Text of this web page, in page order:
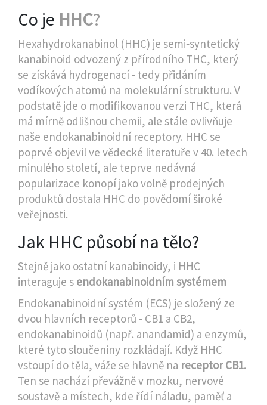
Co je HHC?
Hexahydrokanabinol (HHC) je semi‑syntetický
kanabinoid odvozený z přírodního THC, který
se získává hydrogenací - tedy přidáním
vodíkových atomů na molekulární strukturu. V
podstatě jde o modifikovanou verzi THC, která
má mírně odlišnou chemii, ale stále ovlivňuje
naše endokanabinoidní receptory. HHC se
poprvé objevil ve vědecké literatuře v 40. letech
minulého století, ale teprve nedávná
popularizace konopí jako volně prodejných
produktů dostala HHC do povědomí široké
veřejnosti.
Jak HHC působí na tělo?
Stejně jako ostatní kanabinoidy, i HHC
interaguje s endokanabinoidním systémem
Endokanabinoidní systém (ECS) je složený ze
dvou hlavních receptorů - CB1 a CB2,
endokanabinoidů (např. anandamid) a enzymů,
které tyto sloučeniny rozkládají. Když HHC
vstoupí do těla, váže se hlavně na receptor CB1.
Ten se nachází převážně v mozku, nervové
soustavě a místech, kde řídí náladu, paměť a